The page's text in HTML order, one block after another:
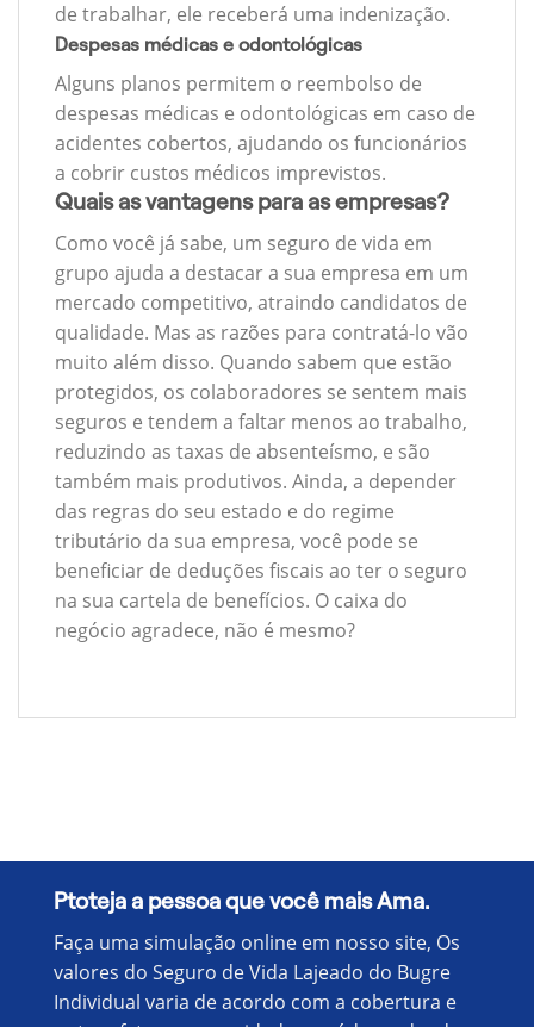
de trabalhar, ele receberá uma indenização.
Despesas médicas e odontológicas
Alguns planos permitem o reembolso de
despesas médicas e odontológicas em caso de
acidentes cobertos, ajudando os funcionários
a cobrir custos médicos imprevistos.
Quais as vantagens para as empresas?
Como você já sabe, um seguro de vida em
grupo ajuda a destacar a sua empresa em um
mercado competitivo, atraindo candidatos de
qualidade. Mas as razões para contratá-lo vão
muito além disso. Quando sabem que estão
protegidos, os colaboradores se sentem mais
seguros e tendem a faltar menos ao trabalho,
reduzindo as taxas de absenteísmo, e são
também mais produtivos. Ainda, a depender
das regras do seu estado e do regime
tributário da sua empresa, você pode se
beneficiar de deduções fiscais ao ter o seguro
na sua cartela de benefícios. O caixa do
negócio agradece, não é mesmo?
Ptoteja a pessoa que você mais Ama.
Faça uma simulação online em nosso site, Os
valores do Seguro de Vida Lajeado do Bugre
Individual varia de acordo com a cobertura e